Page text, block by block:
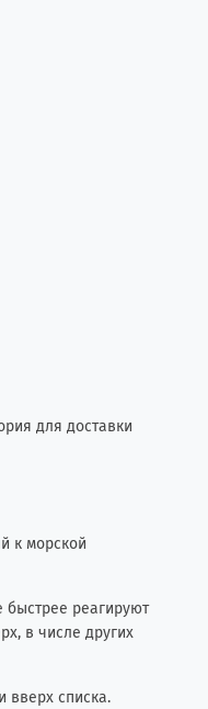
для доставки
к морской
быстрее реагируют
в числе других
вверх списка.